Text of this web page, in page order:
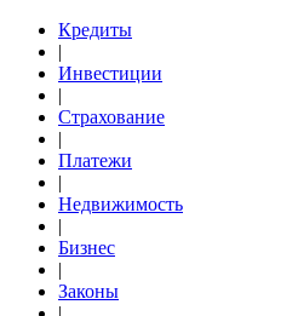
Кредиты
|
Инвестиции
|
Страхование
|
Платежи
|
Недвижимость
|
Бизнес
|
Законы